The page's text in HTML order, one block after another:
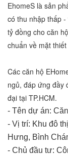
EhomeS là sản
có thu nhập thấp
tỷ đồng cho căn
chuẩn về mặt
Các căn hộ
ngủ, đáp ứng đầy
đại tại TP.HCM.
- Tên dự án:
- Vị trí: Khu đô
Hưng, Bình
- Chủ đầu tư: